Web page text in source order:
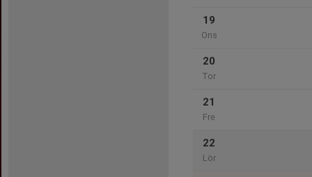
19
Ons
20
Tor
21
Fre
22
Lör